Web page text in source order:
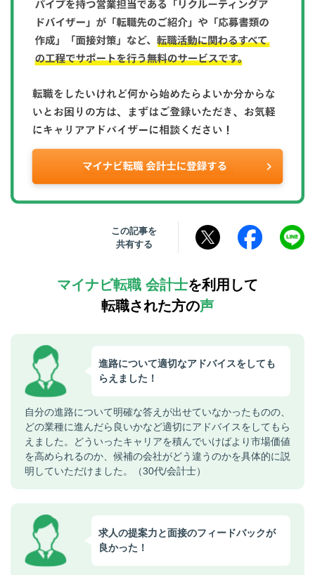
この記事を
共有する
マイナビ転職 会計士を利用して
転職された方の声
進路について適切なアドバイスをしても
らえました！
自分の進路について明確な答えが出せていなかったものの、
どの業種に進んだら良いかなど適切にアドバイスをしてもら
えました。どういったキャリアを積んでいけばより市場価値
を高められるのか、候補の会社がどう違うのかを具体的に説
明していただけました。（30代/会計士）
求人の提案力と面接のフィードバックが
良かった！